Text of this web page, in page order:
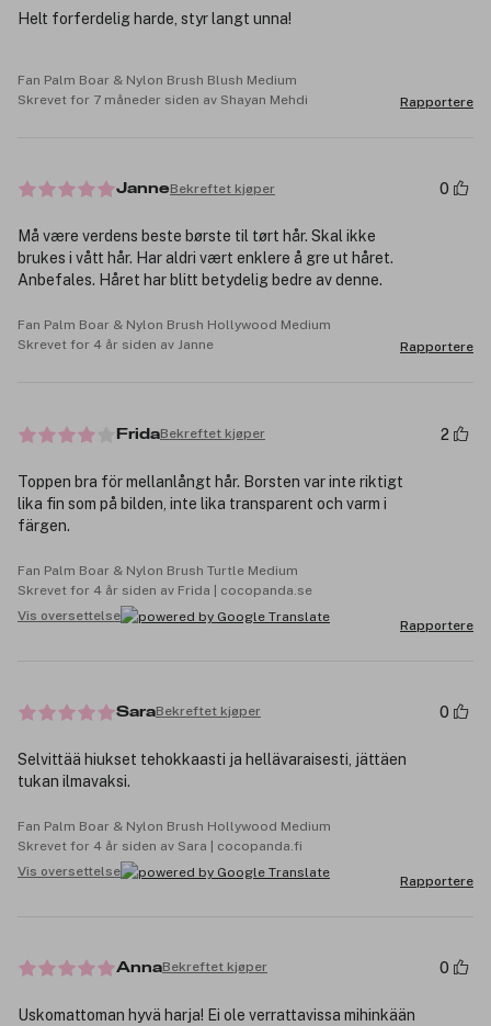
Helt forferdelig harde, styr langt unna!
Fan Palm Boar & Nylon Brush Blush Medium
Skrevet for 7 måneder siden av Shayan Mehdi
Rapportere
JanneBekreftet kjøper 0
Må være verdens beste børste til tørt hår. Skal ikke
brukes i vått hår. Har aldri vært enklere å gre ut håret.
Anbefales. Håret har blitt betydelig bedre av denne.
Fan Palm Boar & Nylon Brush Hollywood Medium
Skrevet for 4 år siden av Janne
Rapportere
FridaBekreftet kjøper 2
Toppen bra för mellanlångt hår. Borsten var inte riktigt
lika fin som på bilden, inte lika transparent och varm i
färgen.
Fan Palm Boar & Nylon Brush Turtle Medium
Skrevet for 4 år siden av Frida | cocopanda.se
Vis oversettelse
Rapportere
SaraBekreftet kjøper 0
Selvittää hiukset tehokkaasti ja hellävaraisesti, jättäen
tukan ilmavaksi.
Fan Palm Boar & Nylon Brush Hollywood Medium
Skrevet for 4 år siden av Sara | cocopanda.fi
Vis oversettelse
Rapportere
AnnaBekreftet kjøper 0
Uskomattoman hyvä harja! Ei ole verrattavissa mihinkään